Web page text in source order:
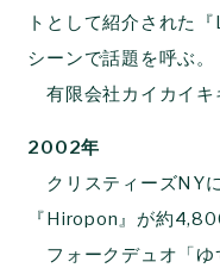
トとして紹介された
シーンで話題を呼ぶ。
有限会社カイカイキ
2002年
クリスティーズNY
『Hiropon』が約
フォークデュオ「ゆ